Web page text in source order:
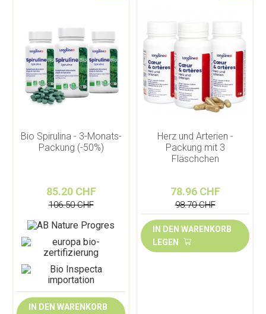
Bio Spirulina - 3-Monats-
Packung (-50%)
85.20 CHF
106.50 CHF
IN DEN WARENKORB
Herz und Arterien -
Packung mit 3
Fläschchen
78.96 CHF
98.70 CHF
IN DEN WARENKORB
LEGEN